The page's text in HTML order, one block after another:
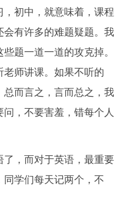
初中，就意味着，课程
会有许多的难题疑题。我
题一道一道的攻克掉。
师讲课。如果不听的
而言之，言而总之，我
，不要害羞，错每个人
，而对于英语，最重要
学们每天记两个，不